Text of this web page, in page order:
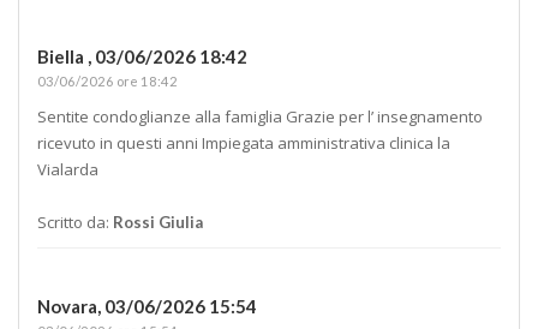
Biella , 03/06/2026 18:42
03/06/2026 ore 18:42
Sentite condoglianze alla famiglia Grazie per l’ insegnamento
ricevuto in questi anni Impiegata amministrativa clinica la
Vialarda
Scritto da: Rossi Giulia
Novara, 03/06/2026 15:54